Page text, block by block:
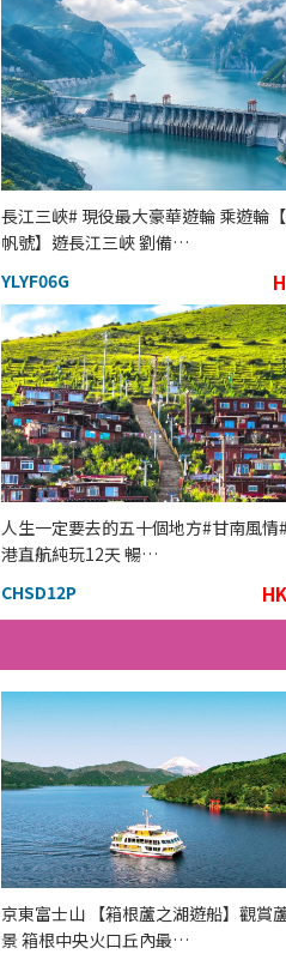
長江三峽# 現役最大豪華遊輪 乘遊輪
帆號】遊長江三峽 劉備…
YLYF06G
人生一定要去的五十個地方#甘南風情
港直航純玩12天 暢…
CHSD12P
京東富士山 【箱根蘆之湖遊船】觀賞
景 箱根中央火口丘內最…